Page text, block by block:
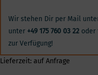
Wir stehen Dir per Mail
unter +49 175 760 03 22
zur Verfügung!
Lieferzeit: auf Anfrage